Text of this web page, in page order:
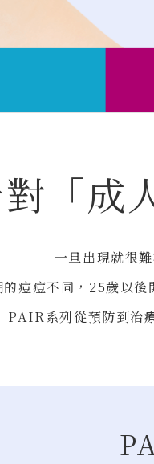
「成
一旦出現就很難
痘痘不同，25歲以
PAIR系列從預防到治